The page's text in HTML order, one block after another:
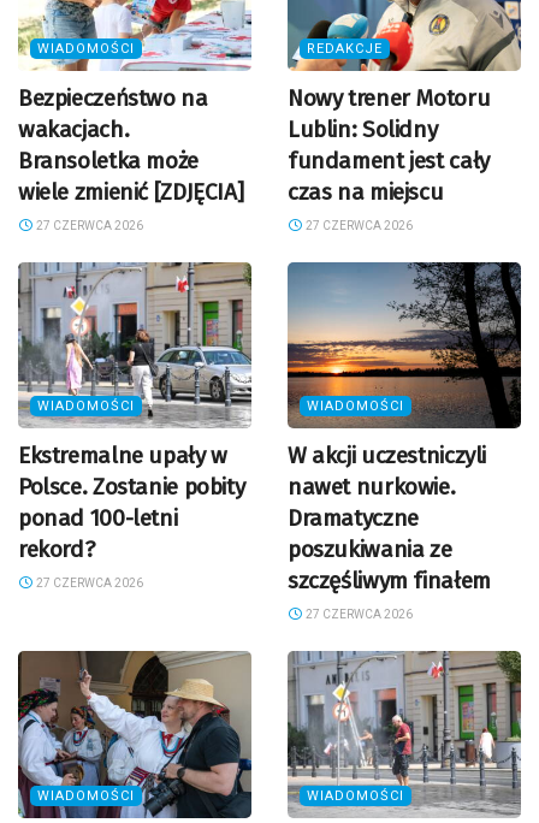
WIADOMOŚCI
Bezpieczeństwo na
wakacjach.
Bransoletka może
wiele zmienić [ZDJĘCIA]
27 CZERWCA 2026
REDAKCJE
Nowy trener Motoru
Lublin: Solidny
fundament jest cały
czas na miejscu
27 CZERWCA 2026
WIADOMOŚCI
Ekstremalne upały w
Polsce. Zostanie pobity
ponad 100-letni
rekord?
27 CZERWCA 2026
WIADOMOŚCI
W akcji uczestniczyli
nawet nurkowie.
Dramatyczne
poszukiwania ze
szczęśliwym finałem
27 CZERWCA 2026
WIADOMOŚCI WIADOMOŚCI